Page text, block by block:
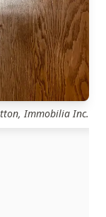
Immobilia Inc.